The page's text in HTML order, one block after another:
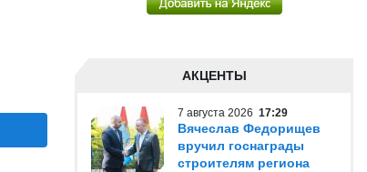
АКЦЕНТЫ
7 августа 2026 17:29
Вячеслав Федорищев
вручил госнаграды
строителям региона